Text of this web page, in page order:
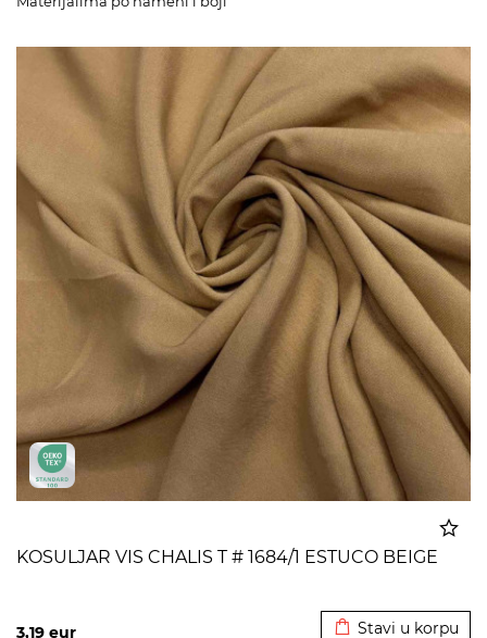
KOSULJAR VIS CHALIS T # 1684/1 ESTUCO BEIGE
3,19 eur Stavi u korpu